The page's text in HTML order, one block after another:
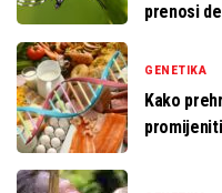
prenosi
GENETIKA
Kako